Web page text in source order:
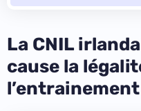
La CNIL
cause la